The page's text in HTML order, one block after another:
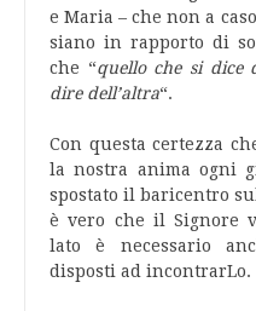
e Maria – che non a
siano in rapporto di
che “quello che si dice
dire dell’altra“.
Con questa certezza
la nostra anima ogni
spostato il baricentro
è vero che il Signore
lato è necessario
disposti ad incontrarLo.